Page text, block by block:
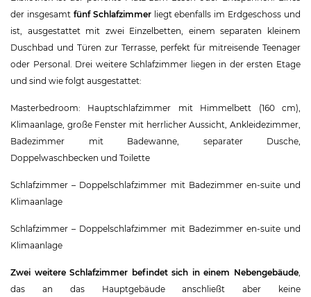
der insgesamt fünf Schlafzimmerliegt ebenfalls im Erdgeschoss und
ist, ausgestattet mit zwei Einzelbetten, einem separaten kleinem
Duschbad und Türen zur Terrasse, perfekt für mitreisende Teenager
oder Personal. Drei weitere Schlafzimmer liegen in der ersten Etage
und sind wie folgt ausgestattet:
Masterbedroom: Hauptschlafzimmer mit Himmelbett (160 cm),
Klimaanlage, große Fenster mit herrlicher Aussicht, Ankleidezimmer,
Badezimmer mit Badewanne, separater Dusche,
Doppelwaschbecken und Toilette
Schlafzimmer – Doppelschlafzimmer mit Badezimmer en-suite und
Klimaanlage
Schlafzimmer – Doppelschlafzimmer mit Badezimmer en-suite und
Klimaanlage
Zwei weitere Schlafzimmer befindet sich in einem Nebengebäude
das an das Hauptgebäude anschließt aber keine